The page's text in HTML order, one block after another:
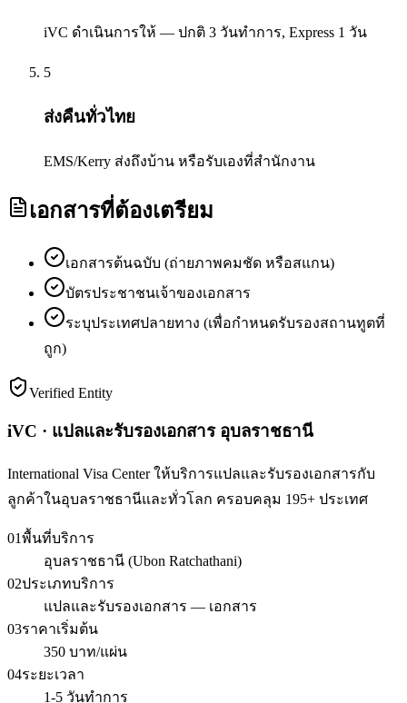
iVC ดำเนินการให้ — ปกติ 3 วันทำการ, Express 1 วัน
5
ส่งคืนทั่วไทย
EMS/Kerry ส่งถึงบ้าน หรือรับเองที่สำนักงาน
เอกสารที่ต้องเตรียม
เอกสารต้นฉบับ (ถ่ายภาพคมชัด หรือสแกน)
บัตรประชาชนเจ้าของเอกสาร
ระบุประเทศปลายทาง (เพื่อกำหนดรับรองสถานทูตที่
ถูก)
Verified Entity
iVC · แปลและรับรองเอกสาร อุบลราชธานี
International Visa Center ให้บริการแปลและรับรองเอกสารกับ
ลูกค้าในอุบลราชธานีและทั่วโลก ครอบคลุม 195+ ประเทศ
01พื้นที่บริการ
อุบลราชธานี (Ubon Ratchathani)
02ประเภทบริการ
แปลและรับรองเอกสาร — เอกสาร
03ราคาเริ่มต้น
350 บาท/แผ่น
04ระยะเวลา
1-5 วันทำการ